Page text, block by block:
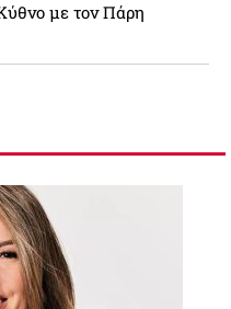
με τον Πάρη